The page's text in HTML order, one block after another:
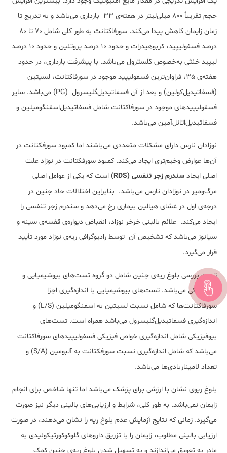
حجم تقریباً 800 میلی‌لیتر در هفته‌ی 33 بارداری می‌باشد و به تدریج تا
زمان زایمان کاهش پیدا می‌کند. سورفاکتانت به طور کلی شامل 70 تا 80
درصد فسفولیپید، کربوهیدرات و حدود 10 درصد پروتئین و حدود 10 درصد
لیپید خنثی به‌خصوص کلسترول می‌باشد. با پیشرفت بارداری، در حدود
هفته‌ی 35، فراوان‌ترین فسفولیپید موجود در سورفاکتانت، لسیتین
(فسفاتیدیل‌کولین) و بعد از آن فسفاتیدیل‌گلیسرول (PG) می‌باشد. سایر
فسفولیپیدهای موجود در سورفاکتانت شامل فسفاتیدیل‌اسفنگومیلین و
فسفاتیدیل‌اتانل‌آمین می‌باشد.
نوزادان نارس دارای مشکلات متعددی می‌باشند اما کمبود سورفکتانت در
آن‌ها عوارض وخیم‌تری ایجاد می‌کند. کمبود سورفکتانت در نوزاد علت
اصلی ایجاد سندرم زجر تنفسی (RDS)
است که یکی از عوامل اصلی
مرگ‌و‌میر در نوزادان نارس می‌باشد. بنابراین اختلالات حاد جنین در
درجه‌ی اول در غشای هیالین بیماری رخ می‌دهد و سندرم زجر تنفسی را
ایجاد می‌کند. علائم بالینی خرخر نوزاد‌، انقباض دیواره‌ی قفسه‌ی سینه و
سیانوز می‌باشد که تشخیص آن توسط رادیوگرافی ریه‌ی نوزاد مورد تأیید
قرار می‌گیرد.
تست بررسی بلوغ ریه‌ی جنین شامل دو گروه تست‌های بیوشیمیایی و
بیوفیزیکی می‌باشد. تست‌های بیوشیمیایی با اندازه‌گیری اجزا
سورفاکتانت‌ها که شامل نسبت لسیتین به اسفنگومیلین (L/S) و
اندازه‌گیری فسفاتیدیل‌گلیسرول می‌باشد همراه است. تست‌های
بیوفیزیکی شامل اندازه‌گیری خواص فیزیکی فسفولیپیدهای سورفاکتانت
می‌باشد که شامل اندازه‌گیری نسبت سورفکتانت به آلبومین (S/A) و
تعداد لامینار‌بادی‌ها می‌باشد.
بلوغ ریوی نشان با ارزشی برای پزشک می‌باشد اما تنها شاخص برای انجام
زایمان نمی‌باشد. به طور کلی، شرایط و ارزیابی‌های بالینی دیگر نیز صورت
می‌گیرد. زمانی که نتایج آزمایش عدم بلوغ ریه را نشان می‌دهند، در صورت
ارزیابی بالینی مطلوب، زایمان را با تزریق داروهای گلوکوکورتیکوئیدی به
مادر به تعویق می‌اندازند و به تسهیل شدن بلوغ ریه‌ی جنین کمک